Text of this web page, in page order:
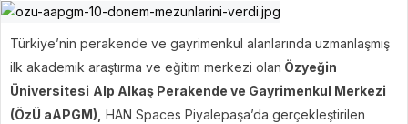
Türkiye’nin perakende ve gayrimenkul alanlarında uzmanlaşmış
ilk akademik araştırma ve eğitim merkezi olan Özyeğin
Üniversitesi Alp Alkaş Perakende ve Gayrimenkul Merkezi
(ÖzÜ aAPGM), HAN Spaces Piyalepaşa’da gerçekleştirilen